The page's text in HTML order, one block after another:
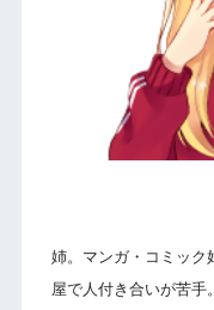
姉。マンガ・コミック
屋で人付き合いが苦手